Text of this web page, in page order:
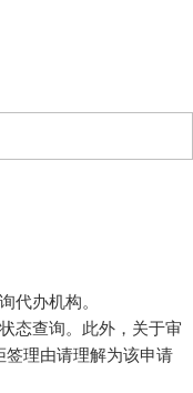
代办机构。
态查询。此外，关于审
理由请理解为该申请